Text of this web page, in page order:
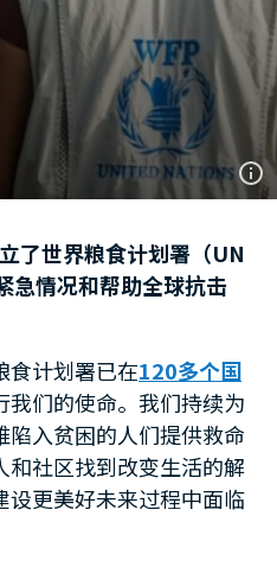
了世界粮食计划署（UN
急情况和帮助全球抗击
食计划署已在120多个国
我们的使命。我们持续为
陷入贫困的人们提供救命
和社区找到改变生活的解
设更美好未来过程中面临